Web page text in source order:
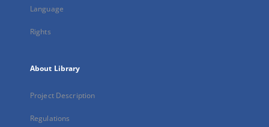
Language
Rights
About Library
Project Description
Regulations